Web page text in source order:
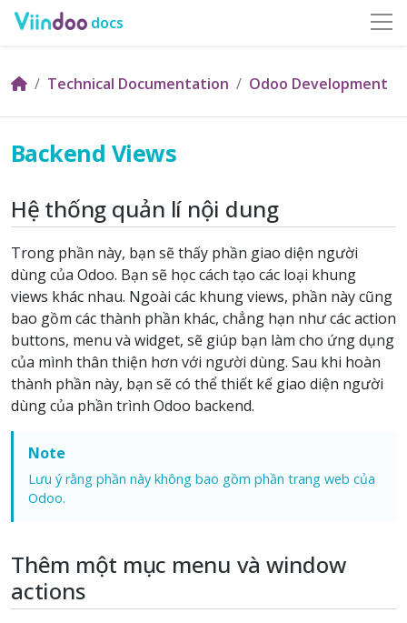
docs
Technical Documentation Odoo Development
Backend Views
Hệ thống quản lí nội dung
Trong phần này, bạn sẽ thấy phần giao diện người
dùng của Odoo. Bạn sẽ học cách tạo các loại khung
views khác nhau. Ngoài các khung views, phần này cũng
bao gồm các thành phần khác, chẳng hạn như các action
buttons, menu và widget, sẽ giúp bạn làm cho ứng dụng
của mình thân thiện hơn với người dùng. Sau khi hoàn
thành phần này, bạn sẽ có thể thiết kế giao diện người
dùng của phần trình Odoo backend.
Note
Lưu ý rằng phần này không bao gồm phần trang web của
Odoo.
Thêm một mục menu và window
actions